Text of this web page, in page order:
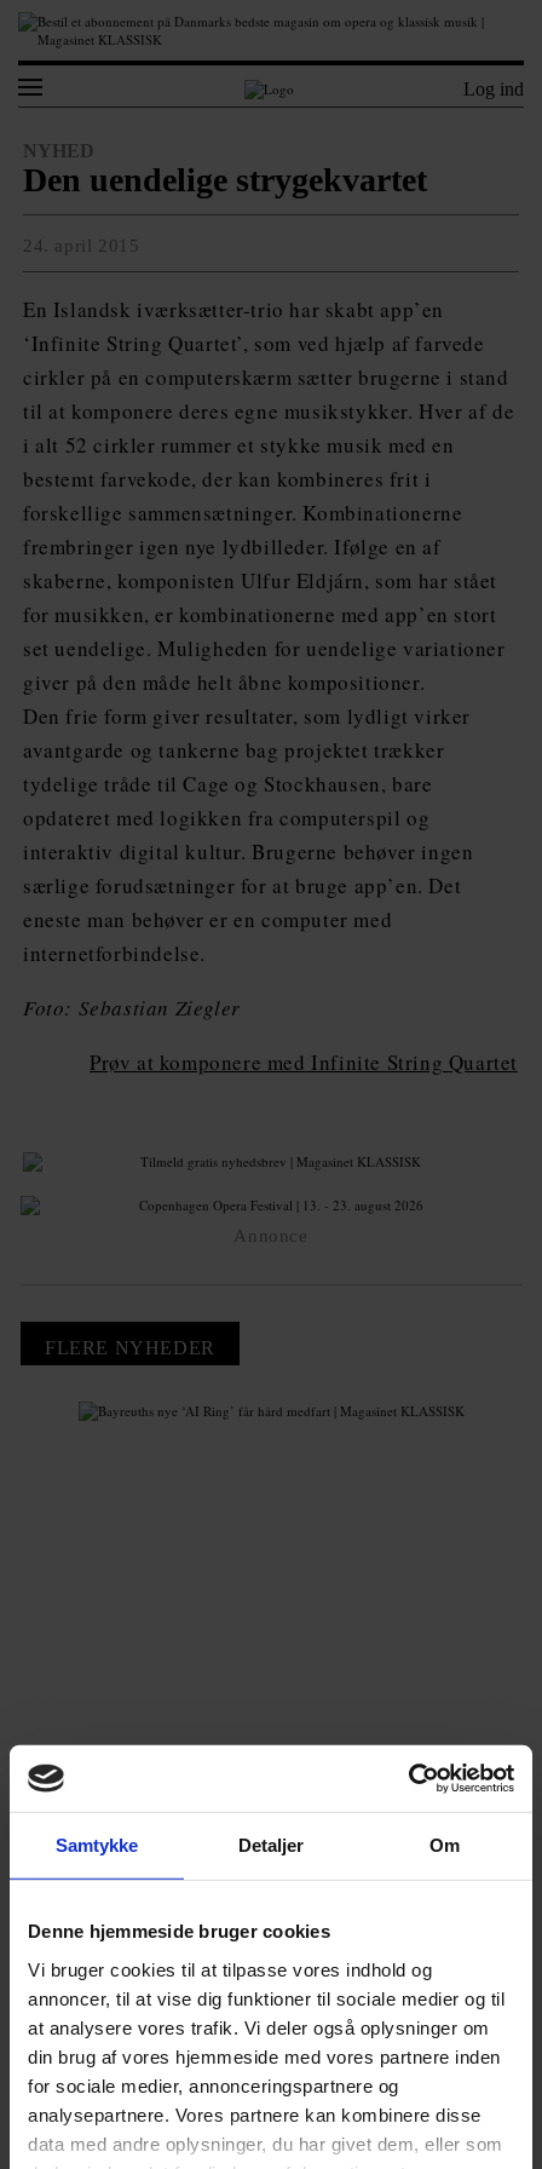
Samtykke Detaljer Om
Denne hjemmeside bruger cookies
Vi bruger cookies til at tilpasse vores indhold og
annoncer, til at vise dig funktioner til sociale medier og til
at analysere vores trafik. Vi deler også oplysninger om
din brug af vores hjemmeside med vores partnere inden
for sociale medier, annonceringspartnere og
analysepartnere. Vores partnere kan kombinere disse
data med andre oplysninger, du har givet dem, eller som
Log ind
NYHED
Den uendelige strygekvartet
24. april 2015
En Islandsk iværksætter-trio har skabt app’en
‘Infinite String Quartet’, som ved hjælp af farvede
cirkler på en computerskærm sætter brugerne i stand
til at komponere deres egne musikstykker. Hver af de
i alt 52 cirkler rummer et stykke musik med en
bestemt farvekode, der kan kombineres frit i
forskellige sammensætninger. Kombinationerne
frembringer igen nye lydbilleder. Ifølge en af
skaberne, komponisten Ulfur Eldjárn, som har stået
for musikken, er kombinationerne med app’en stort
set uendelige. Muligheden for uendelige variationer
giver på den måde helt åbne kompositioner.
Den frie form giver resultater, som lydligt virker
avantgarde og tankerne bag projektet trækker
tydelige tråde til Cage og Stockhausen, bare
opdateret med logikken fra computerspil og
interaktiv digital kultur. Brugerne behøver ingen
særlige forudsætninger for at bruge app’en. Det
eneste man behøver er en computer med
internetforbindelse.
Foto: Sebastian Ziegler
Prøv at komponere med Infinite String Quartet
Annonce
FLERE NYHEDER
NYHED
En slunken pengekasse har forvandlet
jubilæumsopsætning af Wagners ‘Ring’-cyklus til et